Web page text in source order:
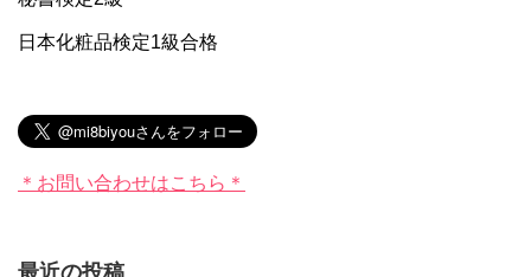
日本化粧品検定1級合格
＊お問い合わせはこちら＊
最近の投稿